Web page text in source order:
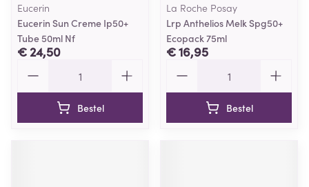
Eucerin
Eucerin Sun Creme Ip50+
Tube 50ml Nf
€ 24,50
Bestel
La Roche Posay
Lrp Anthelios Melk Spg50+
Ecopack 75ml
€ 16,95
Bestel